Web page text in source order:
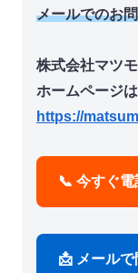
メールでのお
株式会社マツ
ホームページは
https://
📞 今すぐ電
📩 メール